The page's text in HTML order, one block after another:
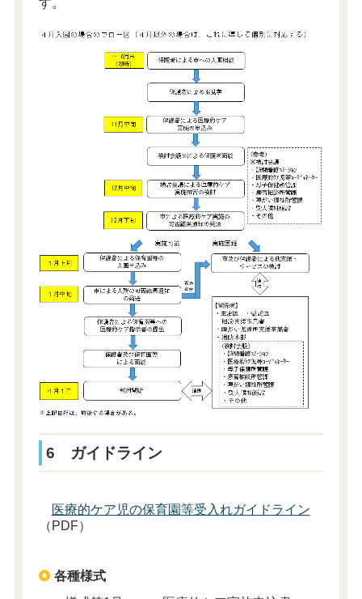
す。
6 ガイドライン
医療的ケア児の保育園等受入れガイドライン
（PDF）
各種様式